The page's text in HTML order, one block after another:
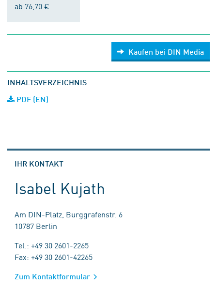
ab 76,70 €
Kaufen bei DIN Media
INHALTSVERZEICHNIS
PDF (EN)
IHR KONTAKT
Isabel Kujath
Am DIN-Platz, Burggrafenstr. 6
10787 Berlin
Tel.: +49 30 2601-2265
Fax: +49 30 2601-42265
Zum Kontaktformular